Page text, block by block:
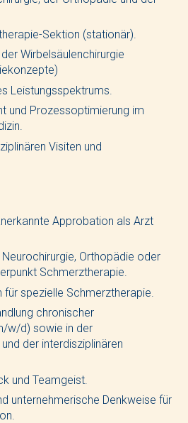
Sektion (stationär).
Wirbelsäulenchirurgie
Leistungsspektrums.
und Prozessoptimierung im
Visiten und
Approbation als Arzt
Orthopädie oder
Schmerztherapie.
spezielle Schmerztherapie.
chronischer
w/d) sowie in der
der interdisziplinären
und Teamgeist.
unternehmerische Denkweise für